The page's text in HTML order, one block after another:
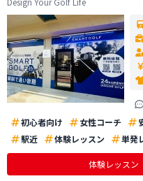
初心者向け
女性コーチ
駅近
体験レッスン 単発
体験レッスン